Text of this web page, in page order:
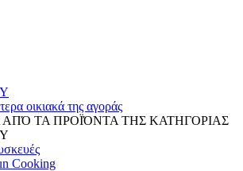
οικιακά της αγοράς
ΑΠΌ ΤΑ ΠΡΟΪΌΝΤΑ ΤΗΣ ΚΑΤΗΓΟΡΙΑΣ
Cooking